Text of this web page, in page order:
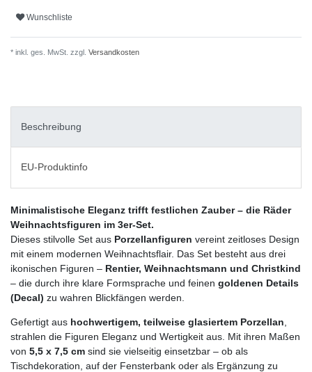
Wunschliste
* inkl. ges. MwSt. zzgl. Versandkosten
Beschreibung
EU-Produktinfo
Minimalistische Eleganz trifft festlichen Zauber – die Räder
Weihnachtsfiguren im 3er-Set.
Dieses stilvolle Set aus Porzellanfiguren vereint zeitloses Design
mit einem modernen Weihnachtsflair. Das Set besteht aus drei
ikonischen Figuren – Rentier, Weihnachtsmann und Christkind
– die durch ihre klare Formsprache und feinen goldenen Details
(Decal) zu wahren Blickfängen werden.
Gefertigt aus hochwertigem, teilweise glasiertem Porzellan
strahlen die Figuren Eleganz und Wertigkeit aus. Mit ihren Maßen
von 5,5 x 7,5 cm sind sie vielseitig einsetzbar – ob als
Tischdekoration, auf der Fensterbank oder als Ergänzung zu